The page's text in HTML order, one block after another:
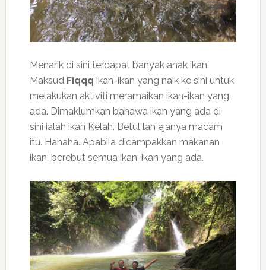
Menarik di sini terdapat banyak anak ikan.
Maksud Fiqqq ikan-ikan yang naik ke sini untuk
melakukan aktiviti meramaikan ikan-ikan yang
ada. Dimaklumkan bahawa ikan yang ada di
sini ialah ikan Kelah. Betul lah ejanya macam
itu. Hahaha. Apabila dicampakkan makanan
ikan, berebut semua ikan-ikan yang ada.